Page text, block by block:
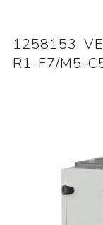
1258153:
R1-F7/M5-